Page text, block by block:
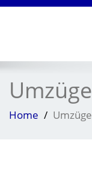
Umzüge
Home Umzüge